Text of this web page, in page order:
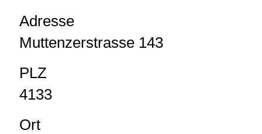
Adresse
Muttenzerstrasse 143
PLZ
4133
Ort